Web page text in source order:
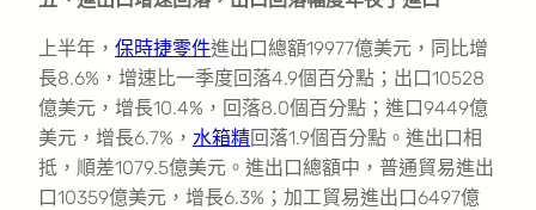
上半年， 保時捷零件進出口總額19977億美元，同比增
長8.6%，增速比一季度回落4.9個百分點；出口10528
億美元，增長10.4%，回落8.0個百分點；進口9449億
美元，增長6.7%， 水箱精回落1.9個百分點。進出口相
抵，順差1079.5億美元。進出口總額中，普通貿易進出
口10359億美元，增長6.3%；加工貿易進出口6497億